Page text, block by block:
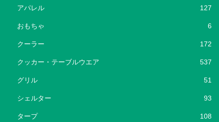
アパレル 127
おもちゃ 6
クーラー 172
クッカー・テーブルウエア 537
グリル 51
シェルター 93
タープ 108